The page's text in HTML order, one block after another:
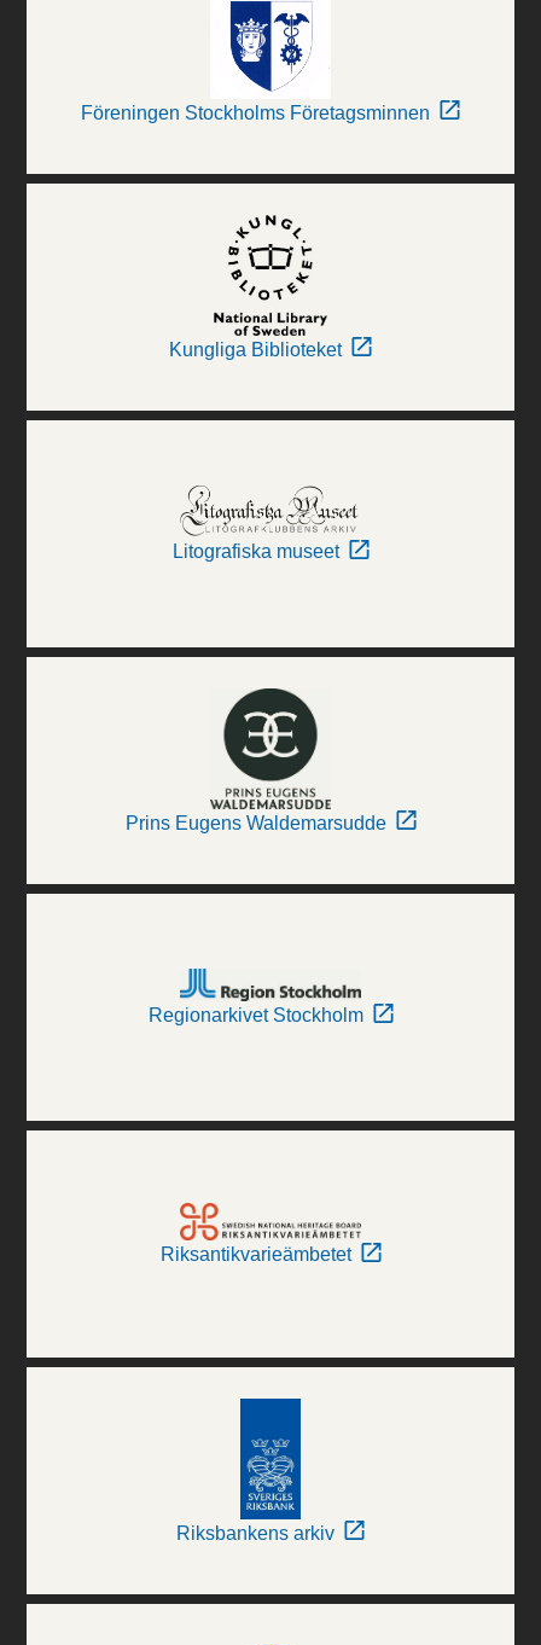
Föreningen Stockholms Företagsminnen
Kungliga Biblioteket
Litografiska museet
Prins Eugens Waldemarsudde
Regionarkivet Stockholm
Riksantikvarieämbetet
Riksbankens arkiv